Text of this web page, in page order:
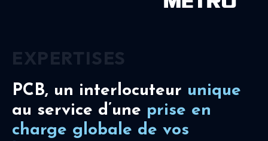
PCB, un interlocuteur unique
au service d’une prise en
charge globale de vos
EXPERTISES